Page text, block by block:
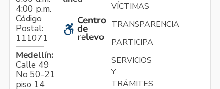
4:00 p.m.
Código
Postal:
111071
Medellín:
Calle 49
No 50-21
piso 14
Centro
de
relevo
VÍCTIMAS
TRANSPARENCIA
PARTICIPA
SERVICIOS
Y
TRÁMITES